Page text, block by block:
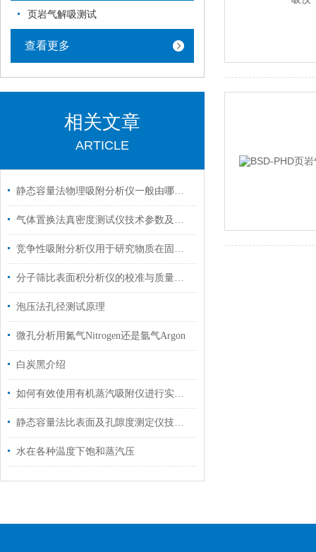
页岩气解吸测试
查看更多
相关文章
ARTICLE
静态容量法物理吸附分析仪一般由哪些部分组成
气体置换法真密度测试仪技术参数及一览
竞争性吸附分析仪用于研究物质在固体表面上的吸附行为
分子筛比表面积分析仪的校准与质量控制技巧分析
泡压法孔径测试原理
微孔分析用氮气Nitrogen还是氩气Argon
白炭黑介绍
如何有效使用有机蒸汽吸附仪进行实验？
静态容量法比表面及孔隙度测定仪技术参数及一览
水在各种温度下饱和蒸汽压